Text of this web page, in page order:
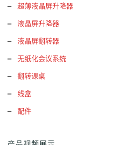
超薄液晶屏升降器
液晶屏升降器
液晶屏翻转器
无纸化会议系统
翻转课桌
线盒
配件